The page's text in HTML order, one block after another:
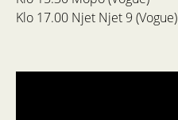
Klo 17.00 Njet Njet 9 (Vogue)